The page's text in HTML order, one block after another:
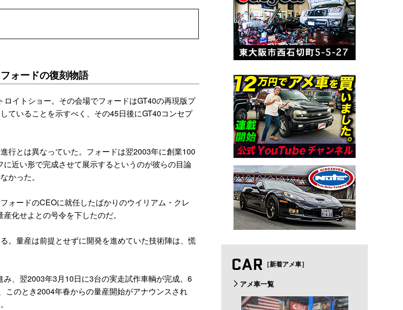
ォードの復刻物語
イトショー。その会場でフォードはGT40の再現版プ
ていることを示すべく、その45日後にGT40コンセプ
行とは異なっていた。フォードは翌2003年に創業100
近い形で完成させて展示するというのが彼らの目論
かった。
ォードのCEOに就任したばかりのウイリアム・クレ
化せよとの号令を下したのだ。
。量産は前提とせずに開発を進めていた技術陣は、慌
、翌2003年3月10日に3台の実走試作車輌が完成。6
このとき2004年春からの量産開始がアナウンスされ
CAR ［新着アメ車］
アメ車一覧